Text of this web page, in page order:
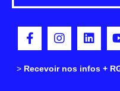
> Recevoir nos infos +